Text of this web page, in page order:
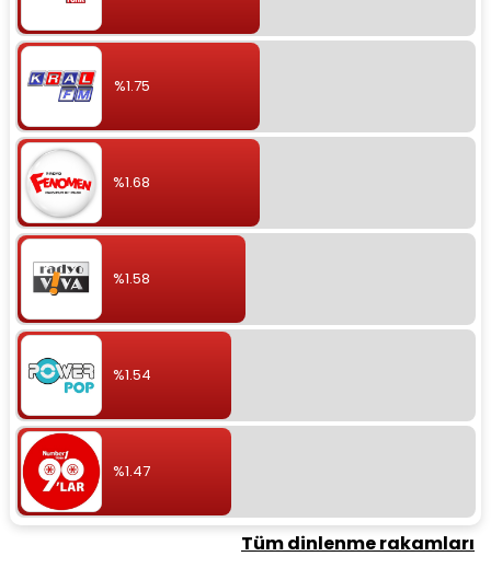
%1.75
%1.68
%1.58
%1.54
%1.47
Tüm dinlenme rakamları